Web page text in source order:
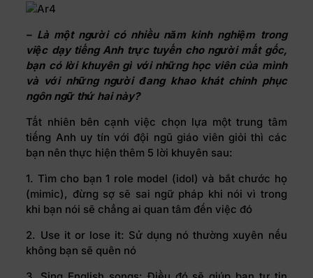
– Là một người có nhiều năm kinh nghiệm trong
việc dạy tiếng Anh trực tuyến cho người mất gốc,
bạn có lời khuyên gì với những học viên của mình
và với những người đang khao khát chinh phục
ngôn ngữ thứ hai này?
Tất nhiên bên cạnh việc chọn lựa một trung tâm
tiếng Anh uy tín với đội ngũ giáo viên giỏi thì các
bạn nên thực hiện thêm 5 lời khuyên sau:
1. Tìm cho bạn 1 role model (idol) và bắt chước họ
(mimic), đừng sợ sẽ sai ngữ pháp khi nói vì trong
khi bạn nói sẽ chẳng ai quan tâm đến việc đó
2. Use it or lose it: Sử dụng nó thường xuyên nếu
không bạn sẽ quên nó